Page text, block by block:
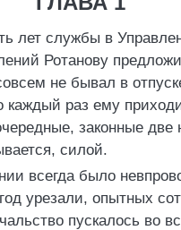
лет службы в
Ротанову
не бывал в
каждый раз ему
законные две
силой.
всегда было
урезали, опытных
пускалось во